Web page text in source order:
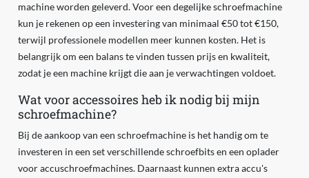
machine worden geleverd. Voor een degelijke schroefmachine
kun je rekenen op een investering van minimaal €50 tot €150,
terwijl professionele modellen meer kunnen kosten. Het is
belangrijk om een balans te vinden tussen prijs en kwaliteit,
zodat je een machine krijgt die aan je verwachtingen voldoet.
Wat voor accessoires heb ik nodig bij mijn
schroefmachine?
Bij de aankoop van een schroefmachine is het handig om te
investeren in een set verschillende schroefbits en een oplader
voor accuschroefmachines. Daarnaast kunnen extra accu's